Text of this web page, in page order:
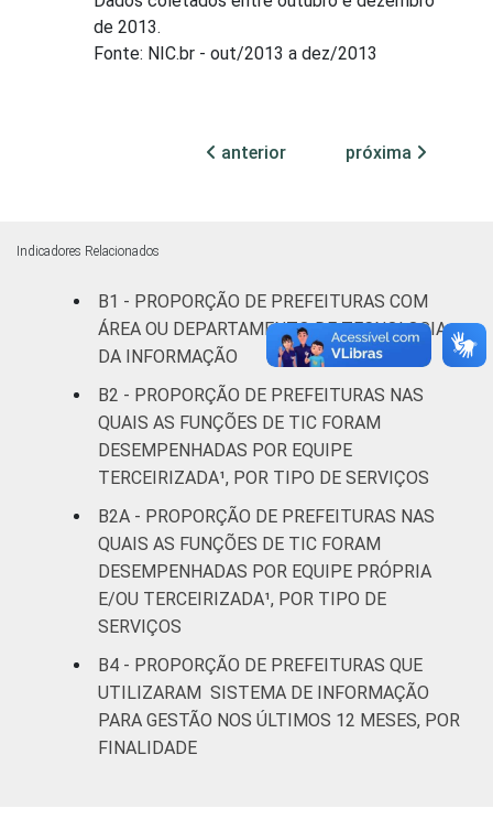
de 2013.
Fonte: NIC.br - out/2013 a dez/2013
anterior próxima
Indicadores Relacionados
B1 - PROPORÇÃO DE PREFEITURAS COM
ÁREA OU DEPARTAMENTO DE TECNOLOGIA
DA INFORMAÇÃO
B2 - PROPORÇÃO DE PREFEITURAS NAS
QUAIS AS FUNÇÕES DE TIC FORAM
DESEMPENHADAS POR EQUIPE
TERCEIRIZADA¹, POR TIPO DE SERVIÇOS
B2A - PROPORÇÃO DE PREFEITURAS NAS
QUAIS AS FUNÇÕES DE TIC FORAM
DESEMPENHADAS POR EQUIPE PRÓPRIA
E/OU TERCEIRIZADA¹, POR TIPO DE
SERVIÇOS
B4 - PROPORÇÃO DE PREFEITURAS QUE
UTILIZARAM SISTEMA DE INFORMAÇÃO
PARA GESTÃO NOS ÚLTIMOS 12 MESES, POR
FINALIDADE